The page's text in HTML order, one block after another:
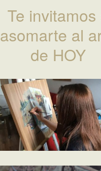
Te invitamos
asomarte al
de HOY